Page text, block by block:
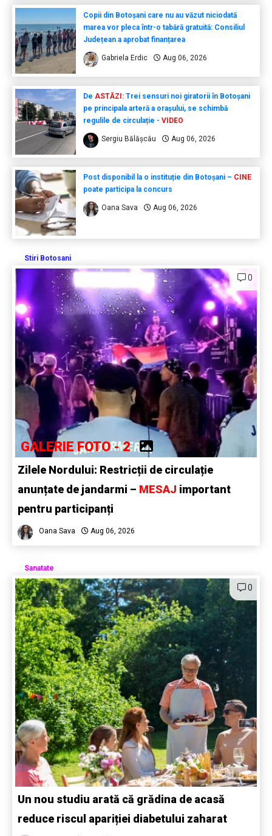
Copii din Botoșani care nu au văzut niciodată
marea vor pleca într-o tabără gratuită: Consiliul
Județean a aprobat finanțarea
Gabriela Erdic Aug 06, 2026
De ASTĂZI:Trei sensuri noi giratorii în Botoșani
pe principala arteră a orașului, se schimbă
regulile de circulație - VIDEO
Sergiu Bălășcău Aug 06, 2026
Post disponibil la o instituție din Botoșani – CINE
poate participa la concurs
Oana Sava Aug 06, 2026
Stiri Botosani
0
GALERIE FOTO - 2
Zilele Nordului: Restricții de circulație
anunțate de jandarmi – MESAJ important
pentru participanți
Oana Sava Aug 06, 2026
Sanatate
0
Un nou studiu arată că grădina de acasă
reduce riscul apariției diabetului zaharat